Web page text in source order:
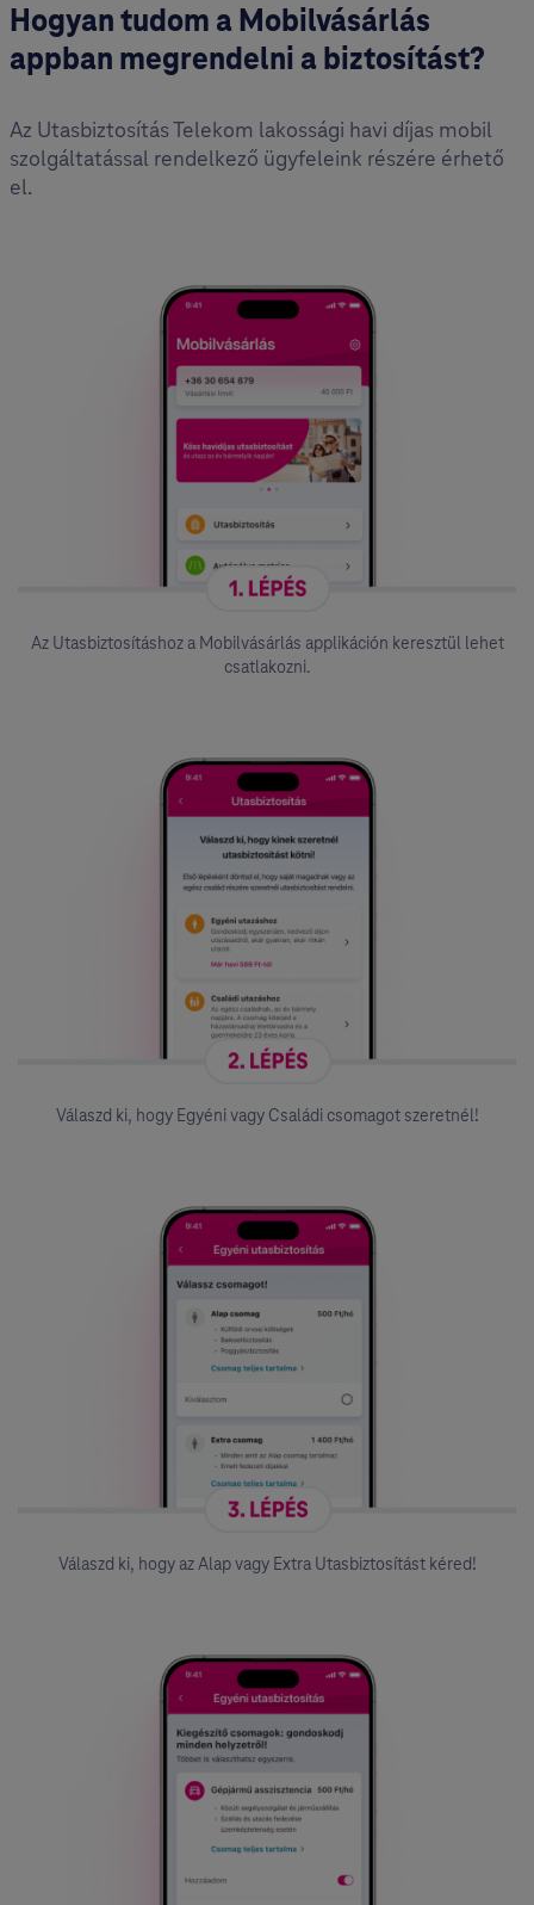
Hogyan tudo m a Mobilvásárlás
appban megrendelni a biztosítást?
Az Utasbiztosítás Telekom lakossági havi díjas mobil
szolgáltatással rendelkező ügyfeleink részére érhető
el.
Az Utasbiztosításhoz a Mobilvásárlás applikáción keresztül lehet
csatlakozni.
Válaszd ki, hogy Egyéni vagy Családi csomagot szeretnél!
Válaszd ki, hogy az Alap vagy Extra Utasbiztosítást kéred!